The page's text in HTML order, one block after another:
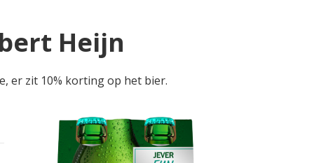
Heijn
er zit 10% korting op het bier.